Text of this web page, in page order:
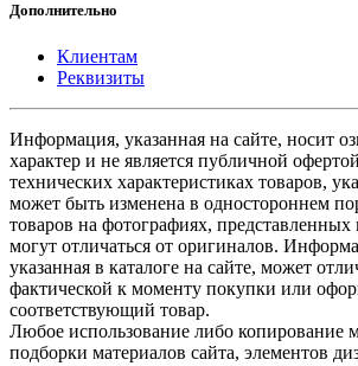
Дополнительно
Клиентам
Реквизиты
Информация, указанная на сайте, носит
характер и не является публичной
технических характеристиках товаров,
может быть изменена в одностороннем
товаров на фотографиях, представленных
могут отличаться от оригиналов.
указанная в каталоге на сайте, может
фактической к моменту покупки или
соответствующий товар.
Любое использование либо копирование
подборки материалов сайта, элементов